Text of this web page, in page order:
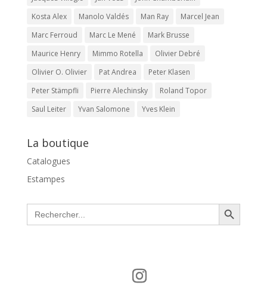
Kosta Alex
Manolo Valdés Man Ray
Marcel Jean
Marc Ferroud
Marc Le Mené
Mark Brusse
Maurice Henry
Mimmo Rotella
Olivier Debré
Olivier O. Olivier
Pat Andrea
Peter Klasen
Peter Stämpfli
Pierre Alechinsky
Roland Topor
Saul Leiter
Yvan Salomone Yves Klein
La boutique
Catalogues
Estampes
Search
for:
Search Button